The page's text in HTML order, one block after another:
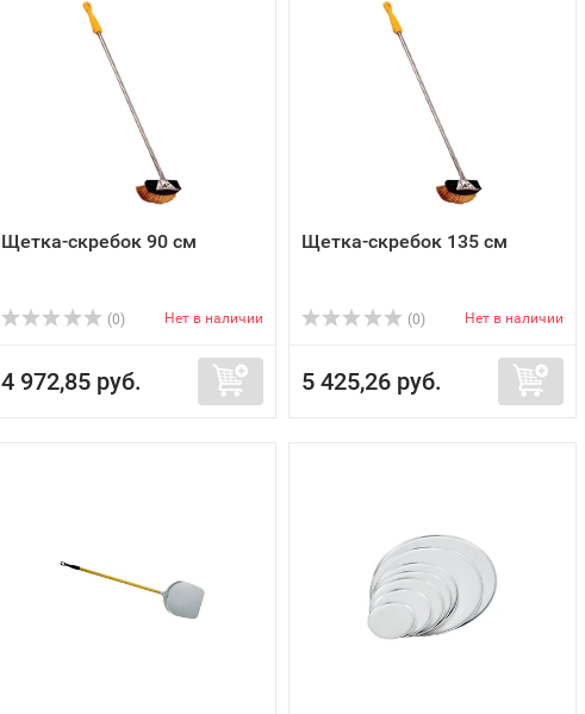
Щетка-скребок 90 см
(0) Нет в наличии
4 972,85 руб.
Щетка-скребок 135 см
(0) Нет в наличии
5 425,26 руб.